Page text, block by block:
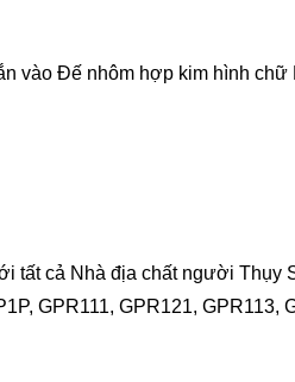
vào Đế nhôm hợp kim hình chữ
tất cả Nhà địa chất người Thụy
GPR111, GPR121, GPR113,